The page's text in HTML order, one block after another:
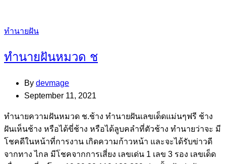
Categories
ทำนายฝัน
ทำนายฝันหมวด ช
By devmage
September 11, 2021
ทํานายความฝันหมวด ช.ช้าง ทํานายฝันเลขเด็ดแม่นๆฟรี ช้าง
ฝันเห็นช้าง หรือได้ขี่ช้าง หรือได้ลูบคลําที่ตัวช้าง ทํานายว่าจะ มี
โชคดีในหน้าที่การงาน เกิดความก้าวหน้า และจะได้รับข่าวดี
จากทาง ไกล มีโชคจากการเสี่ยง เลขเด่น 1 เลข 3 รอง เลขเด็ด